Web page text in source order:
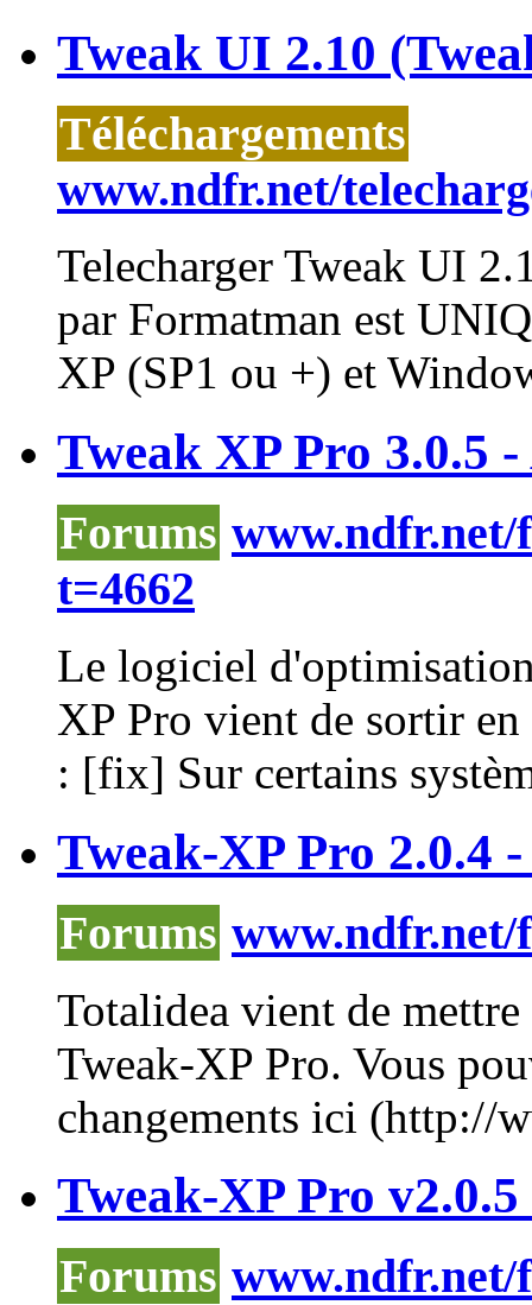
Tweak UI 2.10
Téléchargements
www.ndfr.net/
Telecharger Tweak UI
par Formatman est
XP (SP1 ou +) et
Tweak XP Pro 3.0.5
Forums www.ndfr.net/
t=4662
Le logiciel
XP Pro vient de sortir
: [fix] Sur certains
Tweak-XP Pro 2.0.4
Forums www.ndfr.net/
Totalidea vient de
Tweak-XP Pro. Vous
changements ici (http://
Tweak-XP Pro
Forums www.ndfr.net/